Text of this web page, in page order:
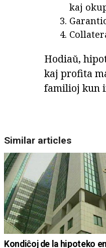
kaj
Hodiaŭ,
kaj profita
familioj kun
Similar articles
Kondiĉoj de la hipoteko